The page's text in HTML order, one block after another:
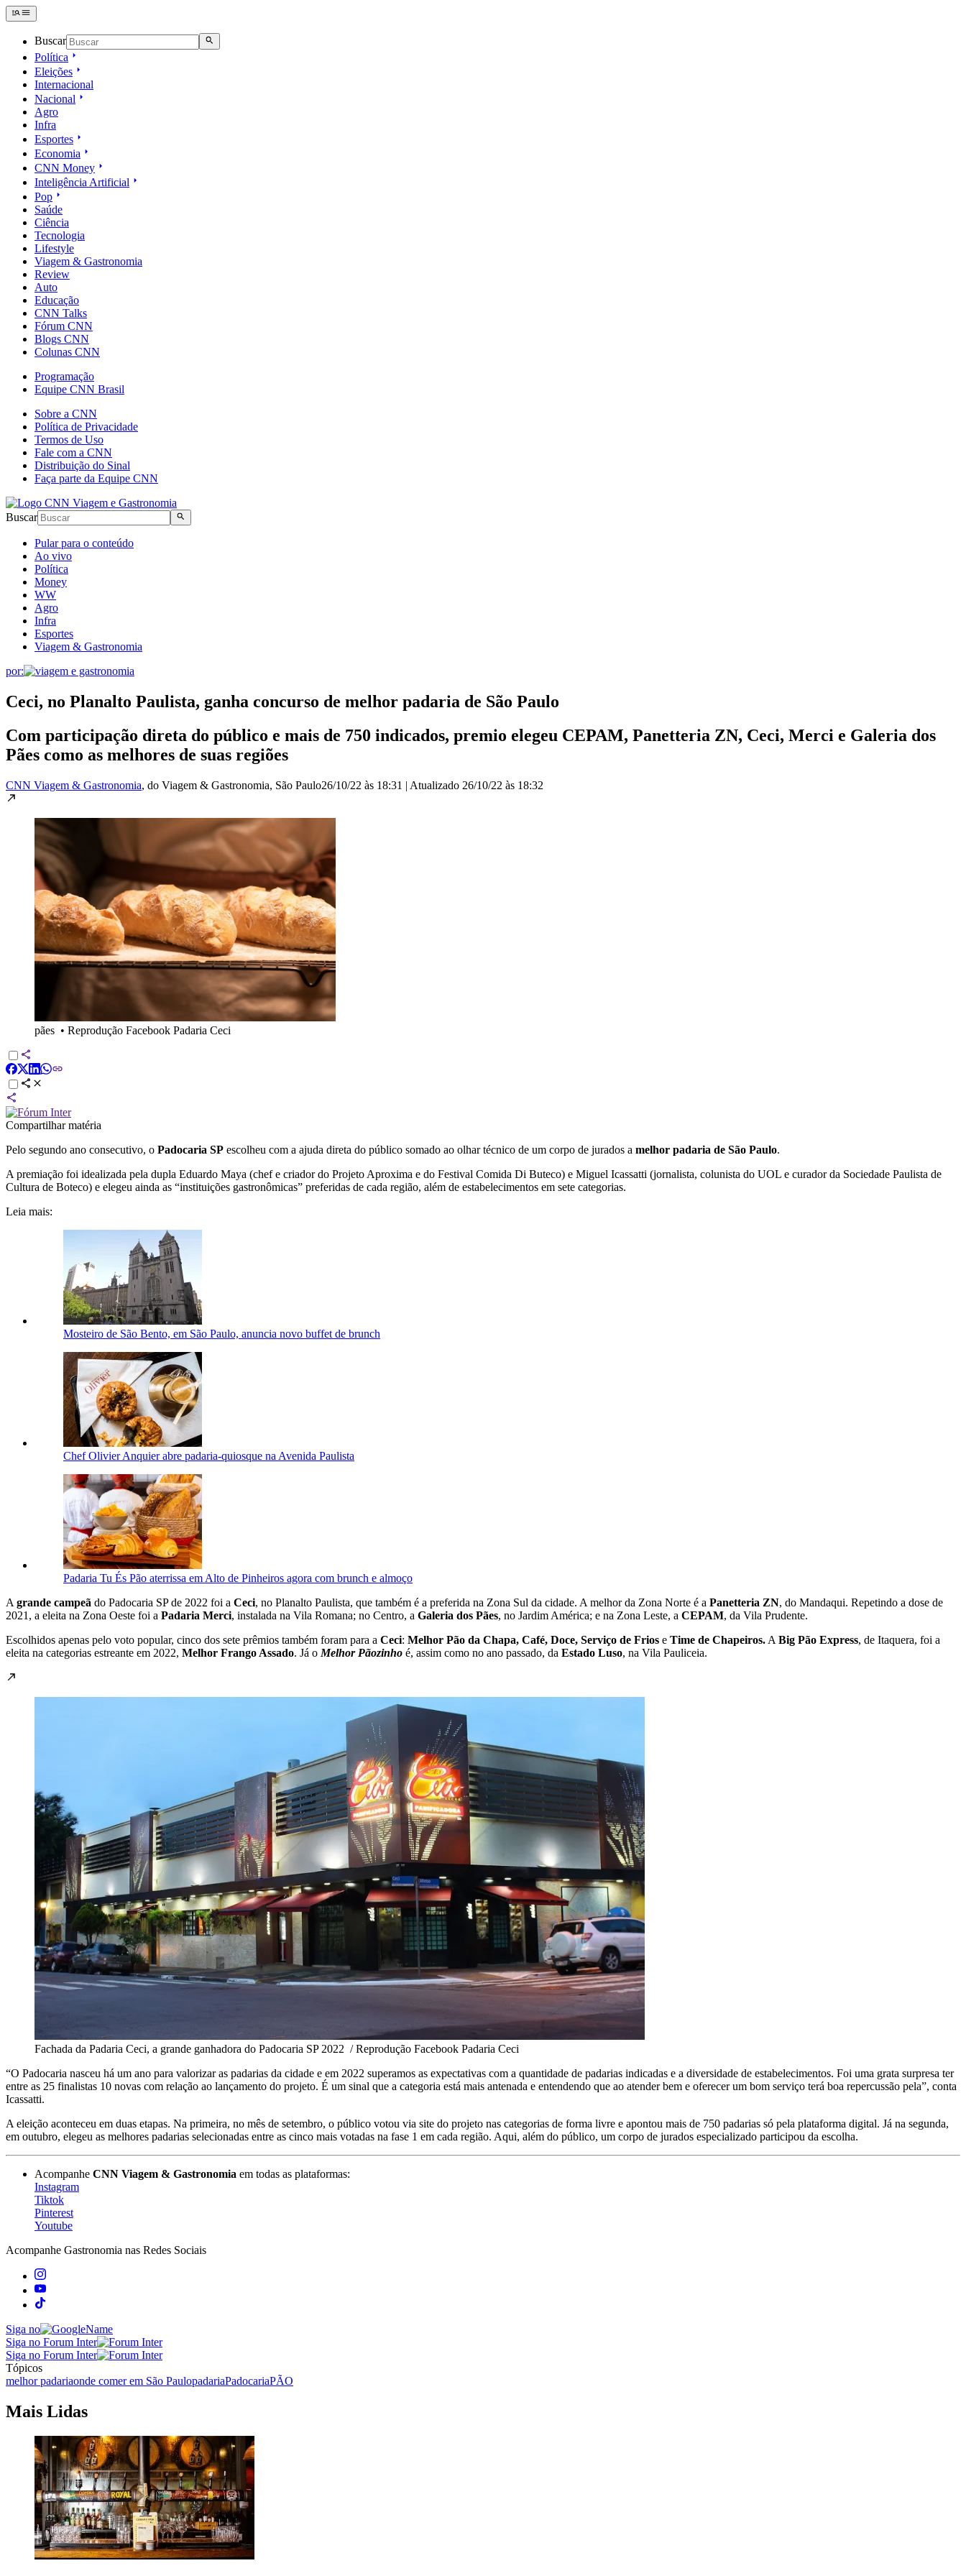
Buscar
Política
Eleições
Internacional
Nacional
Agro
Infra
Esportes
Economia
CNN Money
Inteligência Artificial
Pop
Saúde
Ciência
Tecnologia
Lifestyle
Viagem & Gastronomia
Review
Auto
Educação
CNN Talks
Fórum CNN
Blogs CNN
Colunas CNN
Programação
Equipe CNN Brasil
Sobre a CNN
Política de Privacidade
Termos de Uso
Fale com a CNN
Distribuição do Sinal
Faça parte da Equipe CNN
Buscar
Pular para o conteúdo
Ao vivo
Política
Money
WW
Agro
Infra
Esportes
Viagem & Gastronomia
por:
Ceci, no Planalto Paulista, ganha concurso de melhor padaria de São Paulo
Com participação direta do público e mais de 750 indicados, premio elegeu CEPAM, Panetteria ZN, Ceci, Merci e Galeria dos
Pães como as melhores de suas regiões
CNN Viagem & Gastronomia, do Viagem & Gastronomia, São Paulo26/10/22 às 18:31 | Atualizado 26/10/22 às 18:32
pães • Reprodução Facebook Padaria Ceci
Compartilhar matéria
Pelo segundo ano consecutivo, o Padocaria SP escolheu com a ajuda direta do público somado ao olhar técnico de um corpo de jurados a melhor padaria de São Paulo.
A premiação foi idealizada pela dupla Eduardo Maya (chef e criador do Projeto Aproxima e do Festival Comida Di Buteco) e Miguel Icassatti (jornalista, colunista do UOL e curador da Sociedade Paulista de
Cultura de Boteco) e elegeu ainda as “instituições gastronômicas” preferidas de cada região, além de estabelecimentos em sete categorias.
Leia mais:
Mosteiro de São Bento, em São Paulo, anuncia novo buffet de brunch
Chef Olivier Anquier abre padaria-quiosque na Avenida Paulista
Padaria Tu És Pão aterrissa em Alto de Pinheiros agora com brunch e almoço
A grande campeã do Padocaria SP de 2022 foi a Ceci, no Planalto Paulista, que também é a preferida na Zona Sul da cidade. A melhor da Zona Norte é a Panetteria ZN, do Mandaqui. Repetindo a dose de
2021, a eleita na Zona Oeste foi a Padaria Merci, instalada na Vila Romana; no Centro, a Galeria dos Pães, no Jardim América; e na Zona Leste, a CEPAM, da Vila Prudente.
Escolhidos apenas pelo voto popular, cinco dos sete prêmios também foram para a Ceci: Melhor Pão da Chapa, Café, Doce, Serviço de Frios e Time de Chapeiros. A Big Pão Express, de Itaquera, foi a
eleita na categorias estreante em 2022, Melhor Frango Assado. Já o Melhor Pãozinho é, assim como no ano passado, da Estado Luso, na Vila Pauliceia.
Fachada da Padaria Ceci, a grande ganhadora do Padocaria SP 2022 / Reprodução Facebook Padaria Ceci
“O Padocaria nasceu há um ano para valorizar as padarias da cidade e em 2022 superamos as expectativas com a quantidade de padarias indicadas e a diversidade de estabelecimentos. Foi uma grata surpresa ter
entre as 25 finalistas 10 novas com relação ao lançamento do projeto. É um sinal que a categoria está mais antenada e entendendo que ao atender bem e oferecer um bom serviço terá boa repercussão pela”, conta
Icassatti.
A eleição aconteceu em duas etapas. Na primeira, no mês de setembro, o público votou via site do projeto nas categorias de forma livre e apontou mais de 750 padarias só pela plataforma digital. Já na segunda,
em outubro, elegeu as melhores padarias selecionadas entre as cinco mais votadas na fase 1 em cada região. Aqui, além do público, um corpo de jurados especializado participou da escolha.
Acompanhe CNN Viagem & Gastronomia em todas as plataformas:
Instagram
Tiktok
Pinterest
Youtube
Acompanhe Gastronomia nas Redes Sociais
Siga no
Siga no Forum Inter
Siga no Forum Inter
Tópicos
melhor padariaonde comer em São PaulopadariaPadocariaPÃO
Mais Lidas